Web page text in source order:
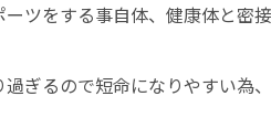
ツをする事自体、健康体と密
ぎるので短命になりやすい為